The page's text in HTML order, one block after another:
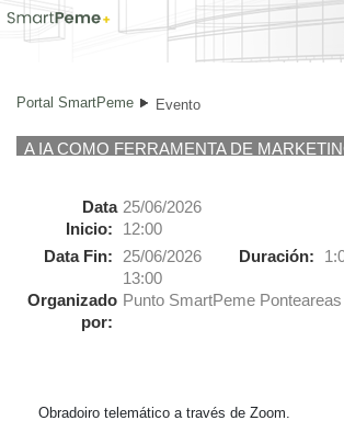
Evento
Portal SmartPeme Evento
A IA COMO FERRAMENTA DE
Data
Inicio:
25/06/2026
12:00
Data Fin:
25/06/2026
13:00
Duración:
Organizado
por:
Punto SmartPeme Ponteareas
Obradoiro telemático a través de Zoom.